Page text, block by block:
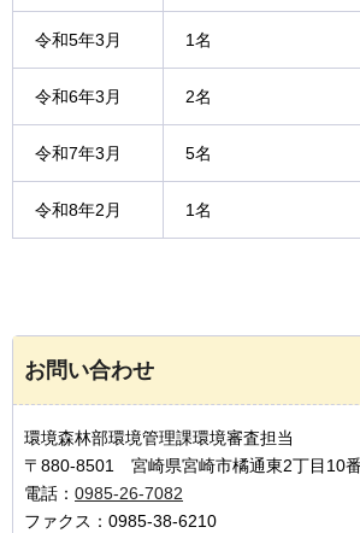
令和5年3月 1名
令和6年3月 2名
令和7年3月 5名
令和8年2月 1名
お問い合わせ
環境森林部環境管理課環境審査担当
〒880-8501 宮崎県宮崎市橘通東2丁目10
電話： 0985-26-7082
ファクス：0985-38-6210